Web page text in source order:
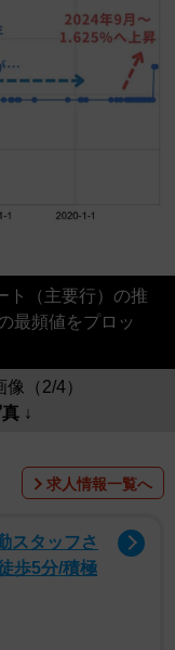
ト（主要行）の推
最頻値をプロッ
（2/4）
↓
求人情報一覧へ
スタッフさ
歩5分/積極